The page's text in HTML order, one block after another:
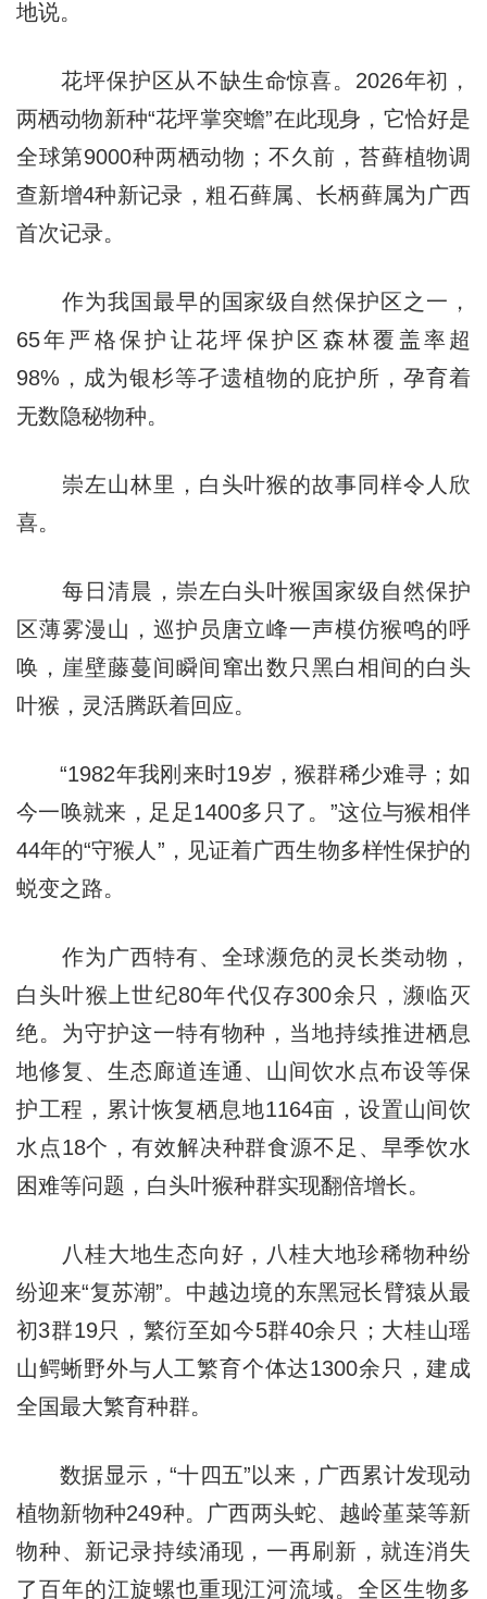
地说。
花坪保护区从不缺生命惊喜。2026年初，
两栖动物新种“花坪掌突蟾”在此现身，它恰好是
全球第9000种两栖动物；不久前，苔藓植物调
查新增4种新记录，粗石藓属、长柄藓属为广西
首次记录。
作为我国最早的国家级自然保护区之一，
65年严格保护让花坪保护区森林覆盖率超
98%，成为银杉等孑遗植物的庇护所，孕育着
无数隐秘物种。
崇左山林里，白头叶猴的故事同样令人欣
喜。
每日清晨，崇左白头叶猴国家级自然保护
区薄雾漫山，巡护员唐立峰一声模仿猴鸣的呼
唤，崖壁藤蔓间瞬间窜出数只黑白相间的白头
叶猴，灵活腾跃着回应。
“1982年我刚来时19岁，猴群稀少难寻；如
今一唤就来，足足1400多只了。”这位与猴相伴
44年的“守猴人”，见证着广西生物多样性保护的
蜕变之路。
作为广西特有、全球濒危的灵长类动物，
白头叶猴上世纪80年代仅存300余只，濒临灭
绝。为守护这一特有物种，当地持续推进栖息
地修复、生态廊道连通、山间饮水点布设等保
护工程，累计恢复栖息地1164亩，设置山间饮
水点18个，有效解决种群食源不足、旱季饮水
困难等问题，白头叶猴种群实现翻倍增长。
八桂大地生态向好，八桂大地珍稀物种纷
纷迎来“复苏潮”。中越边境的东黑冠长臂猿从最
初3群19只，繁衍至如今5群40余只；大桂山瑶
山鳄蜥野外与人工繁育个体达1300余只，建成
全国最大繁育种群。
数据显示，“十四五”以来，广西累计发现动
植物新物种249种。广西两头蛇、越岭堇菜等新
物种、新记录持续涌现，一再刷新，就连消失
了百年的江旋螺也重现江河流域。全区生物多